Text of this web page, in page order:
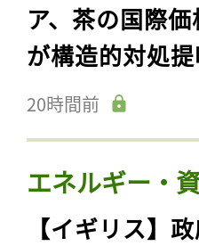
ア、茶の国際
が構造的対処
20時間前
エネルギー・
【イギリス】